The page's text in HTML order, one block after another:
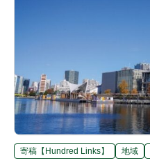
寄稿【Hundred Links】 地域